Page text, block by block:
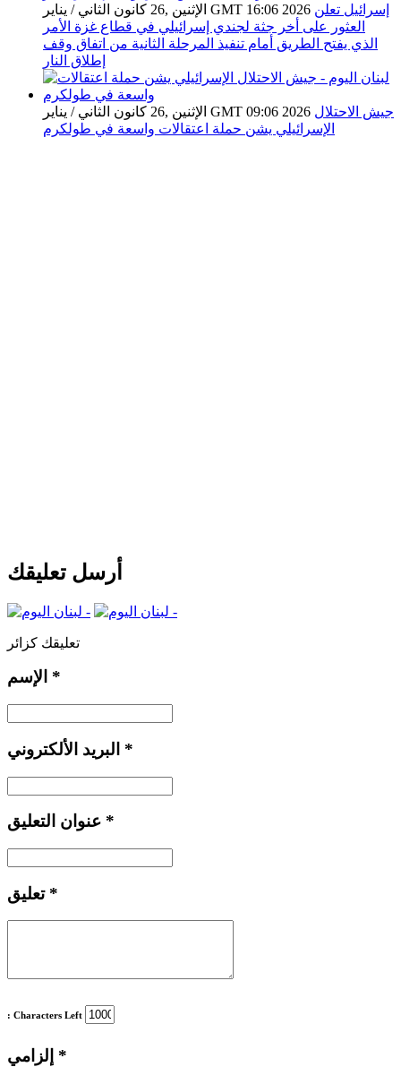
الإثنين ,26 كانون الثاني / يناير GMT 16:06 2026 إسرائيل تعلن
العثور على أخر جثة لجندي إسرائيلي في قطاع غزة الأمر
الذي يفتح الطريق أمام تنفيذ المرحلة الثانية من اتفاق وقف
إطلاق النار
الإثنين ,26 كانون الثاني / يناير GMT 09:06 2026 جيش الاحتلال
الإسرائيلي يشن حملة اعتقالات واسعة في طولكرم
أرسل تعليقك
تعليقك كزائر
*
*
*
تعليق *
: Characters Left
*